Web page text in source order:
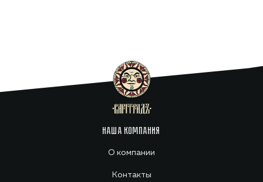
НАША КОМПАНИЯ
О компании
Контакты